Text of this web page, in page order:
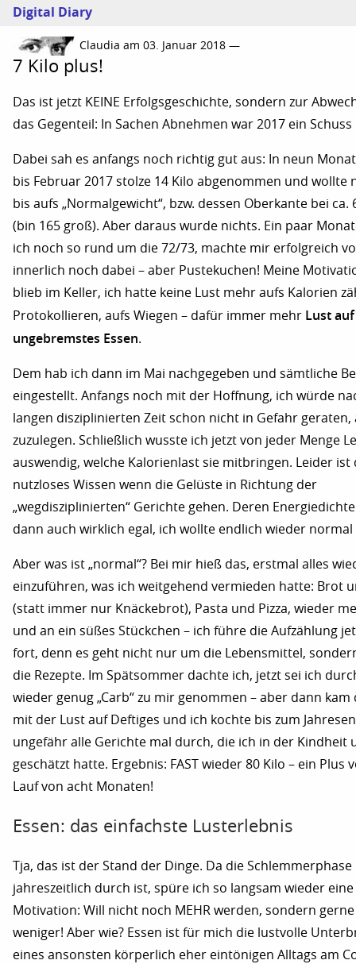
Digital Diary
Claudia am 03. Januar 2018 —
7 Kilo plus!
Das ist jetzt KEINE Erfolgsgeschichte, sondern zur
das Gegenteil: In Sachen Abnehmen war 2017 ein
Dabei sah es anfangs noch richtig gut aus: In neun
bis Februar 2017 stolze 14 Kilo abgenommen und wollte
bis aufs „Normalgewicht“, bzw. dessen Oberkante bei ca.
(bin 165 groß). Aber daraus wurde nichts. Ein paar
ich noch so rund um die 72/73, machte mir erfolgreich
innerlich noch dabei – aber Pustekuchen! Meine
blieb im Keller, ich hatte keine Lust mehr aufs Kalorien
Protokollieren, aufs Wiegen – dafür immer mehr Lust auf
ungebremstes Essen.
Dem hab ich dann im Mai nachgegeben und sämtliche
eingestellt. Anfangs noch mit der Hoffnung, ich würde
langen disziplinierten Zeit schon nicht in Gefahr geraten,
zuzulegen. Schließlich wusste ich jetzt von jeder Menge
auswendig, welche Kalorienlast sie mitbringen. Leider ist
nutzloses Wissen wenn die Gelüste in Richtung der
„wegdisziplinierten“ Gerichte gehen. Deren
dann auch wirklich egal, ich wollte endlich wieder normal
Aber was ist „normal“? Bei mir hieß das, erstmal alles
einzuführen, was ich weitgehend vermieden hatte: Brot
(statt immer nur Knäckebrot), Pasta und Pizza, wieder
und an ein süßes Stückchen – ich führe die Aufzählung
fort, denn es geht nicht nur um die Lebensmittel,
die Rezepte. Im Spätsommer dachte ich, jetzt sei ich
wieder genug „Carb“ zu mir genommen – aber dann
mit der Lust auf Deftiges und ich kochte bis zum
ungefähr alle Gerichte mal durch, die ich in der Kindheit
geschätzt hatte. Ergebnis: FAST wieder 80 Kilo – ein Plus
Lauf von acht Monaten!
Essen: das einfachste Lusterlebnis
Tja, das ist der Stand der Dinge. Da die
jahreszeitlich durch ist, spüre ich so langsam wieder eine
Motivation: Will nicht noch MEHR werden, sondern
weniger! Aber wie? Essen ist für mich die lustvolle
eines ansonsten körperlich eher eintönigen Alltags am